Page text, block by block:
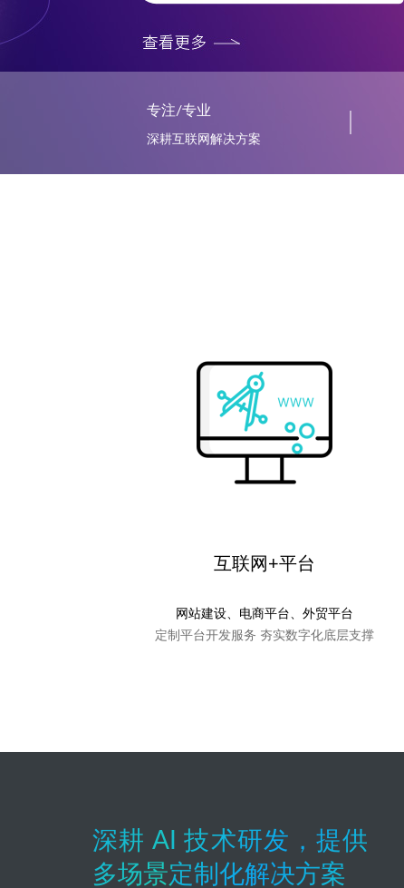
专注/专业
深耕互联网解决方案
互联网+平台
网站建设、电商平台、外贸平台
定制平台开发服务 夯实数字化底层支撑
深耕 AI 技术研发，提供
多场景定制化解决方案